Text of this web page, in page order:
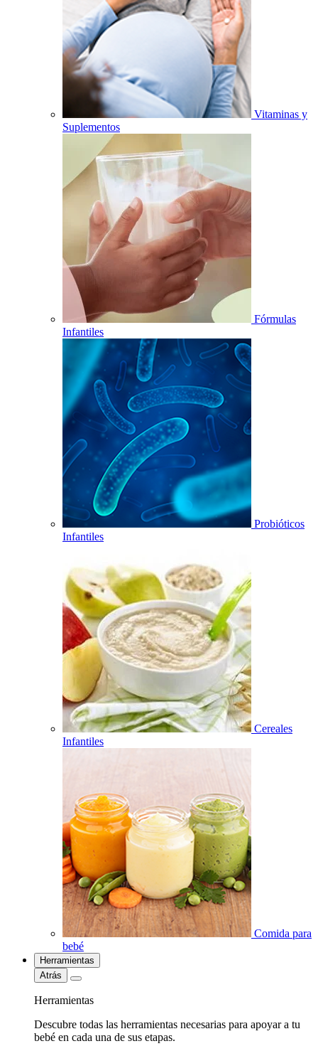
Vitaminas y
Suplementos
Fórmulas
Infantiles
Probióticos
Infantiles
Cereales
Infantiles
Comida para
bebé
Herramientas
Atrás
Herramientas
Descubre todas las herramientas necesarias para apoyar a tu
bebé en cada una de sus etapas.